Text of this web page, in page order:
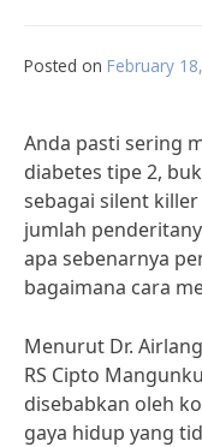
Posted on February
Anda pasti sering
diabetes tipe 2,
sebagai silent
jumlah
apa sebenarnya
bagaimana cara
Menurut Dr.
RS Cipto
disebabkan oleh
gaya hidup yang